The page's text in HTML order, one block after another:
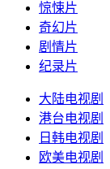
惊悚片
奇幻片
剧情片
纪录片
大陆电视剧
港台电视剧
日韩电视剧
欧美电视剧